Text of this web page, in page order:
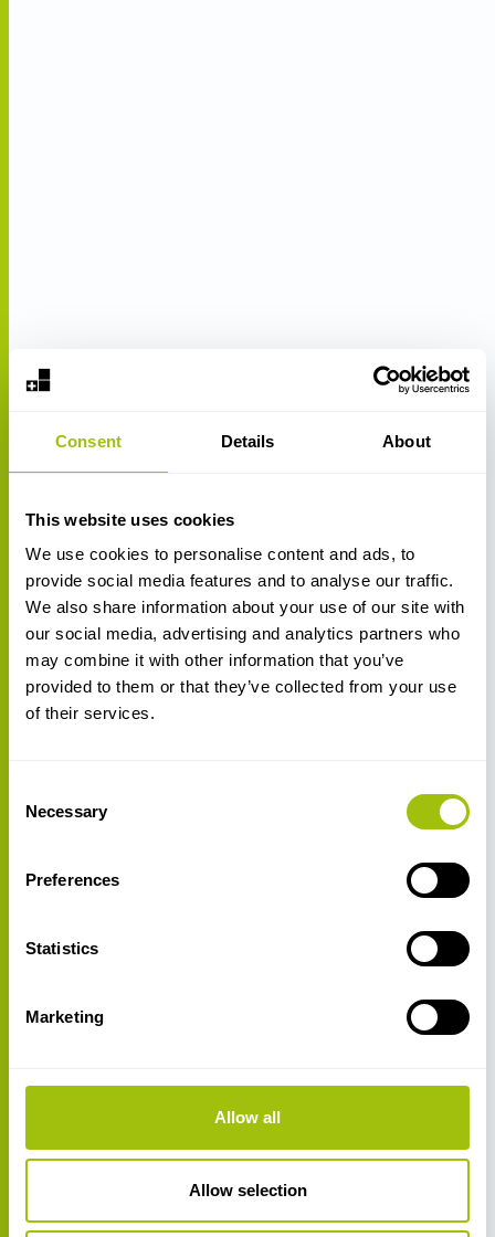
Consent Details About
This website uses cookies
We use cookies to personalise content and ads, to
provide social media features and to analyse our traffic.
We also share information about your use of our site with
our social media, advertising and analytics partners who
may combine it with other information that you’ve
provided to them or that they’ve collected from your use
of their services.
Selection
Necessary
Preferences
Statistics
Marketing
Allow all
Allow selection